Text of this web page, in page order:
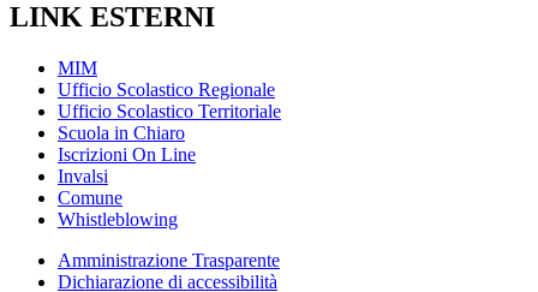
LINK ESTERNI
MIM
Ufficio Scolastico Regionale
Ufficio Scolastico Territoriale
Scuola in Chiaro
Iscrizioni On Line
Invalsi
Comune
Whistleblowing
Amministrazione Trasparente
Dichiarazione di accessibilità